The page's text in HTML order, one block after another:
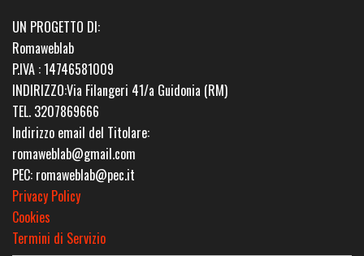
UN PROGETTO DI:
Romaweblab
P.IVA : 14746581009
INDIRIZZO:Via Filangeri 41/a Guidonia (RM)
TEL. 3207869666
Indirizzo email del Titolare:
romaweblab@gmail.com
PEC: romaweblab@pec.it
Privacy Policy
Cookies
Termini di Servizio